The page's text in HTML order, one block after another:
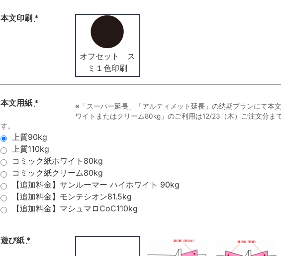
本文印刷 *
オフセット ス
ミ１色印刷
本文用紙 *
※「スーパー延長」「アルティメット延長」の納期プランにて本
ワイトまたはクリーム80kg」のご利用は12/23（木）ご注文分ま
す。
上質90kg
上質110kg
コミック紙ホワイト80kg
コミック紙クリーム80kg
【追加料金】サンルーマー ハイホワイト 90kg
【追加料金】モンテシオン81.5kg
【追加料金】マシュマロCoC110kg
遊び紙 *